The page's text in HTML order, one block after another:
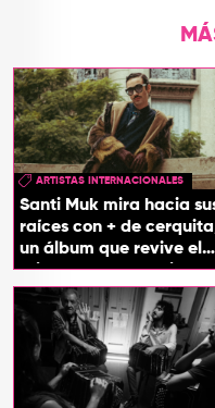
ARTISTAS INTERNACIONALES
Santi Muk mira hacia
raíces con + de
un álbum que revive el
origen de sus canciones